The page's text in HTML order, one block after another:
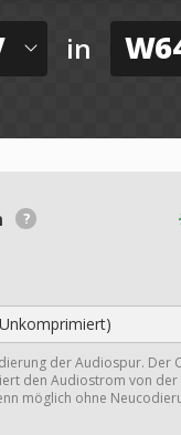
in
der Audiospur. Der
den Audiostrom von der
möglich ohne